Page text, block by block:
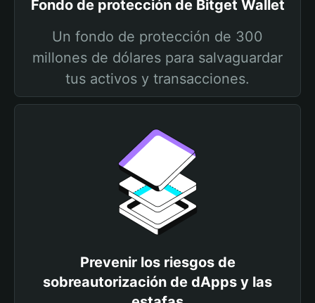
Fondo de protección de Bitget Wallet
Un fondo de protección de 300
millones de dólares para salvaguardar
tus activos y transacciones.
Prevenir los riesgos de
sobreautorización de dApps y las